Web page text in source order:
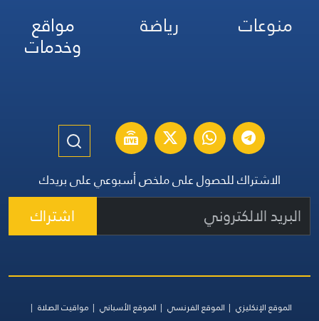
منوعات
رياضة مواقع
وخدمات
الاشتراك للحصول على ملخص أسبوعي على بريدك
اشتراك
الموقع الإنكليزي الموقع الفرنسي الموقع الأسباني
مواقيت الصلاة